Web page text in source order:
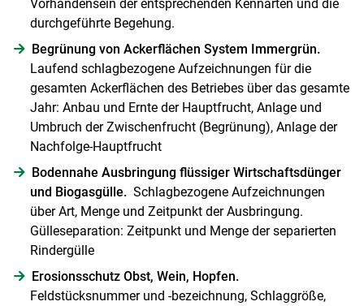
Vorhandensein der entsprechenden Kennarten und die
durchgeführte Begehung.
Begrünung von ­Ackerflächen System Immergrün.
Laufend schlagbezogene Aufzeichnungen für die
gesamten Ackerflächen des Betriebes über das gesamte
Jahr: Anbau und Ernte der Hauptfrucht, Anlage und
Umbruch der Zwischenfrucht (Begrünung), Anlage der
Nachfolge-Hauptfrucht
Bodennahe Ausbringung flüssiger Wirtschafts­dünger
und Biogasgülle. Schlagbezogene Aufzeichnungen
über Art, Menge und Zeitpunkt der Ausbringung.
Gülleseparation: Zeitpunkt und Menge der separierten
Rindergülle
Erosionsschutz Obst, Wein, Hopfen.
Feldstücksnummer und -bezeichnung, Schlaggröße,